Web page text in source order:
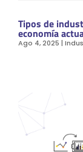
Tipos de
economía
Ago 4, 2025 |